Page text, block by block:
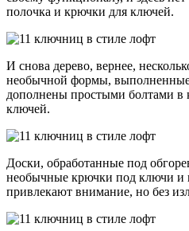
полочка и крючки для ключей.
И снова дерево, вернее,
необычной формы, выполненные
дополнены простыми болтами в
ключей.
Доски, обработанные под
необычные крючки под ключи и
привлекают внимание, но без